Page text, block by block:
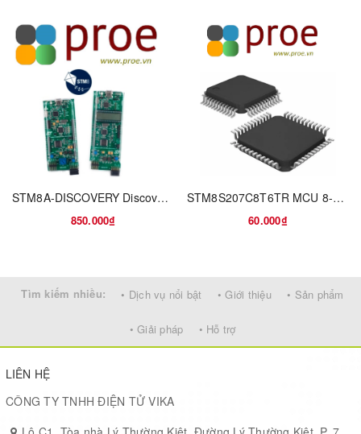
real-time clock, four 16-bit timers, one 8-bit timer, as well as
standard communication interfaces such as two SPIs, an I2C
interface, and three USARTs. A 8x40 or 4x44-segment LCD is
available on the STM8L152x8 devices. The modular design of the
peripheral set allows the same peripherals to be found in different
ST microcontroller families including 32-bit families. This makes
any transition to a different family very easy, and simplified even
more by the use of a common set of development tools.
STM8A-DISCOVERY Discovery kit with STM8AF5288 and STM8AL3L68 MCUs
850.000₫
STM8S207C8T6TR MCU 8-bit STM8 CISC 64KB Flash 3.3V/5V 48-Pin LQFP T/R
60.000₫
Tìm kiếm nhiều: • Dịch vụ nổi bật • Giới thiệu • Sản phẩm
• Giải pháp • Hỗ trợ
LIÊN HỆ
CÔNG TY TNHH ĐIỆN TỬ VIKA